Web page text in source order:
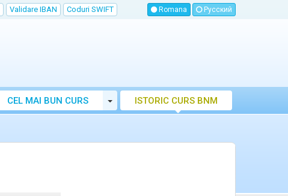
Validare IBAN Coduri SWIFT Romana Русский
CEL MAI BUN CURS
VALUTAR MOLDOVA
Toggle Dropdown
ISTORIC CURS BNM